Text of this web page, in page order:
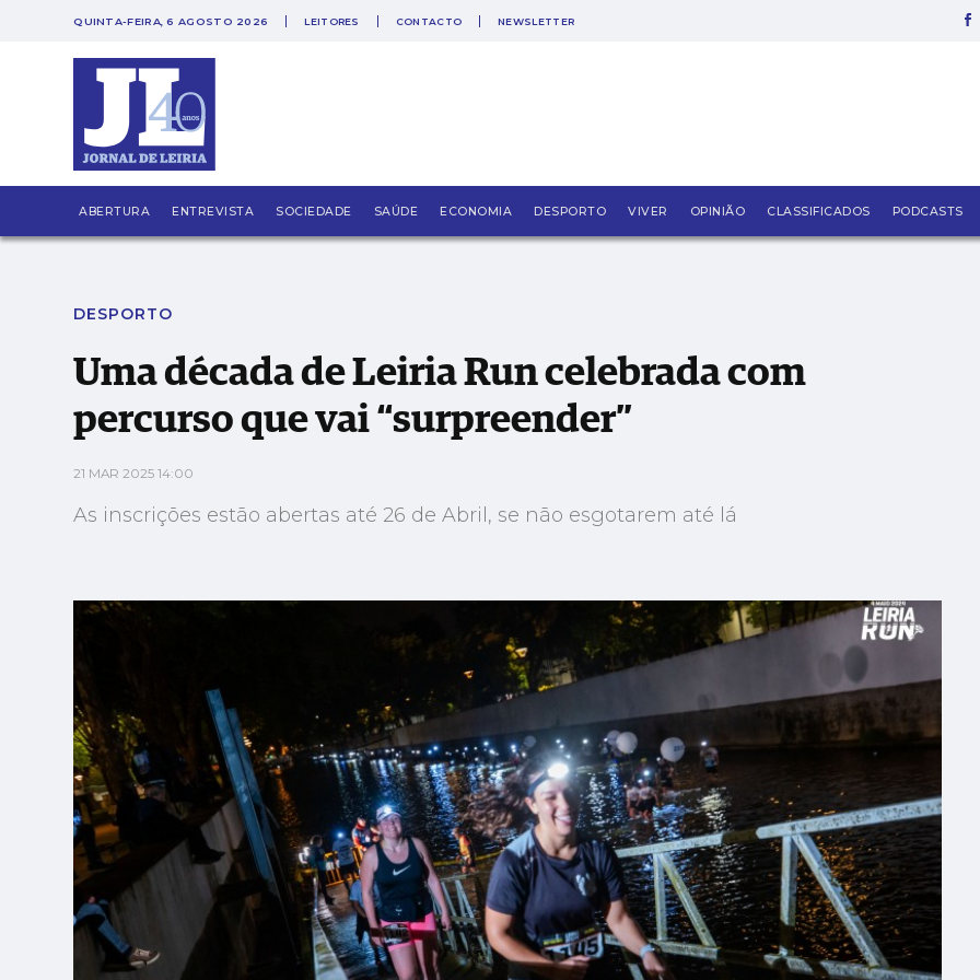
QUINTA-FEIRA, 6 AGOSTO 2026 LEITORES CONTACTO NEWSLETTER
ABERTURA ENTREVISTA SOCIEDADE SAÚDE ECONOMIA DESPORTO VIVER OPINIÃO CLASSIFICADOS PODCASTS
Uma década de Leiria Run celebrada com percurso que vai “surpreender”
DESPORTO
Uma década de Leiria Run celebrada com
percurso que vai “surpreender”
21 MAR 2025 14:00
As inscrições estão abertas até 26 de Abril, se não esgotarem até lá